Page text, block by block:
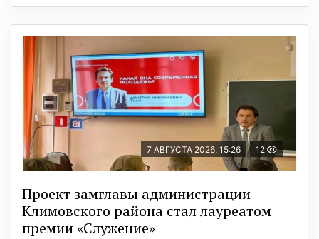
7 АВГУСТА 2026, 15:26 12
Проект замглавы администрации
Климовского района стал лауреатом
премии «Служение»